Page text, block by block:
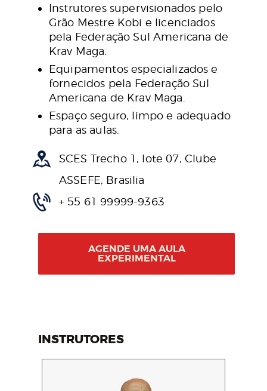
Instrutores supervisionados pelo
Grão Mestre Kobi e licenciados
pela Federação Sul Americana de
Krav Maga.
Equipamentos especializados e
fornecidos pela Federação Sul
Americana de Krav Maga.
Espaço seguro, limpo e adequado
para as aulas.
SCES Trecho 1, lote 07, Clube
ASSEFE, Brasilia
+ 55 61 99999-9363
AGENDE UMA AULA
EXPERIMENTAL
INSTRUTORES